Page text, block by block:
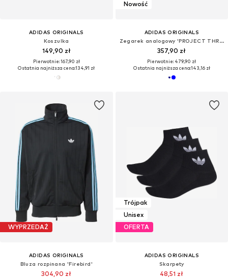
ADIDAS ORIGINALS
Koszulka
149,90 zł
Pierwotnie: 167,90 zł
Ostatnia najniższa cena:134,91 zł
Nowość
ADIDAS ORIGINALS
Zegarek analogowy 'PROJECT THREE'
357,90 zł
Pierwotnie: 479,90 zł
Ostatnia najniższa cena:143,16 zł
WYPRZEDAŻ
ADIDAS ORIGINALS
Bluza rozpinana 'Firebird'
304,90 zł
Trójpak
Unisex
OFERTA
ADIDAS ORIGINALS
Skarpety
48,51 zł